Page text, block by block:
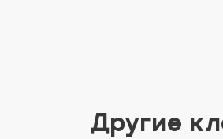
Другие